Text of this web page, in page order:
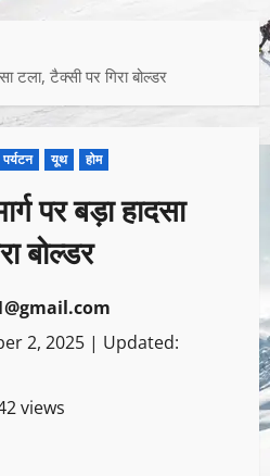
टला, टैक्सी पर गिरा बोल्डर
पर्यटन यूथ होम
पर बड़ा हादसा
बोल्डर
2, 2025 | Updated:
views